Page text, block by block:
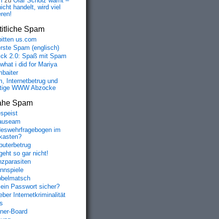
handelt, wird viel
Spam
us.com
Spam (englisch)
2.0: Spaß mit Spam
i did for Mariya
Internetbetrug und
WWW Abzocke
Spam
im
so gar nicht!
Passwort sicher?
Internetkriminalität
Board